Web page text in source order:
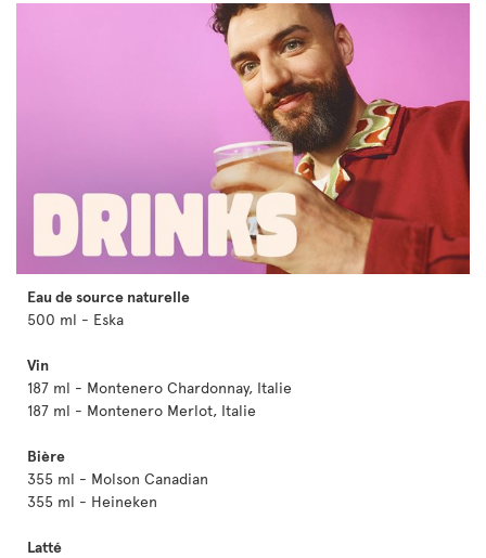
Eau de source naturelle
500 ml - Eska
Vin
187 ml - Montenero Chardonnay, Italie
187 ml - Montenero Merlot, Italie
Bière
355 ml - Molson Canadian
355 ml - Heineken
Latté